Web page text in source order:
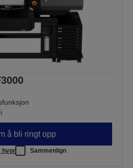
å bli ringt opp
hvor Sammenlign